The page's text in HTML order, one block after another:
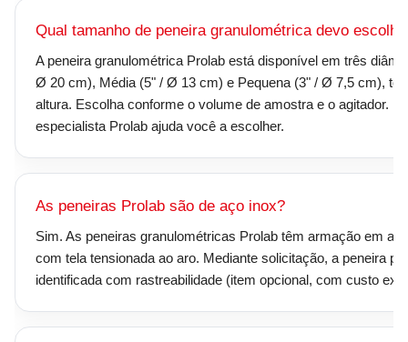
Qual tamanho de peneira granulométrica devo
A peneira granulométrica Prolab está disponível em três
Ø 20 cm), Média (5" / Ø 13 cm) e Pequena (3" / Ø 7,5 cm),
altura. Escolha conforme o volume de amostra e o agitador.
especialista Prolab ajuda você a escolher.
As peneiras Prolab são de aço inox?
Sim. As peneiras granulométricas Prolab têm armação em
com tela tensionada ao aro. Mediante solicitação, a peneira
identificada com rastreabilidade (item opcional, com custo